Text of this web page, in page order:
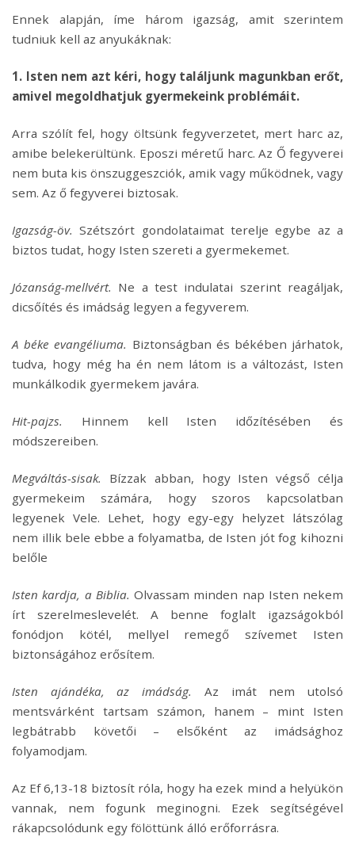
Ennek alapján, íme három igazság, amit szerintem
tudniuk kell az anyukáknak:
1. Isten nem azt kéri, hogy találjunk magunkban erőt,
amivel megoldhatjuk gyermekeink problémáit.
Arra szólít fel, hogy öltsünk fegyverzetet, mert harc az,
amibe belekerültünk. Eposzi méretű harc. Az Ő fegyverei
nem buta kis önszuggeszciók, amik vagy működnek, vagy
sem. Az ő fegyverei biztosak.
Igazság-öv. Szétszórt gondolataimat terelje egybe az a
biztos tudat, hogy Isten szereti a gyermekemet.
Józanság-mellvért. Ne a test indulatai szerint reagáljak,
dicsőítés és imádság legyen a fegyverem.
A béke evangéliuma. Biztonságban és békében járhatok,
tudva, hogy még ha én nem látom is a változást, Isten
munkálkodik gyermekem javára.
Hit-pajzs. Hinnem kell Isten időzítésében és
módszereiben.
Megváltás-sisak. Bízzak abban, hogy Isten végső célja
gyermekeim számára, hogy szoros kapcsolatban
legyenek Vele. Lehet, hogy egy-egy helyzet látszólag
nem illik bele ebbe a folyamatba, de Isten jót fog kihozni
belőle
Isten kardja, a Biblia. Olvassam minden nap Isten nekem
írt szerelmeslevelét. A benne foglalt igazságokból
fonódjon kötél, mellyel remegő szívemet Isten
biztonságához erősítem.
Isten ajándéka, az imádság.
Az imát nem utolsó
mentsvárként tartsam számon, hanem – mint Isten
legbátrabb követői – elsőként az imádsághoz
folyamodjam.
Az Ef 6,13-18 biztosít róla, hogy ha ezek mind a helyükön
vannak, nem fogunk meginogni. Ezek segítségével
rákapcsolódunk egy fölöttünk álló erőforrásra.